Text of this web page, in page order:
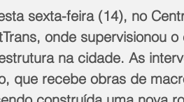
sexta-feira (14), no
onde supervisionou
na cidade. As
que recebe obras de